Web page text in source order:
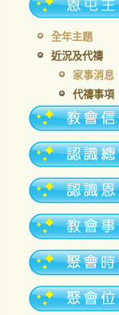
全年主題
近況及代禱
家事消息
代禱事項